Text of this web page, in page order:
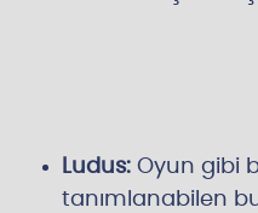
Ludus: Oyun gibi
tanımlanabilen